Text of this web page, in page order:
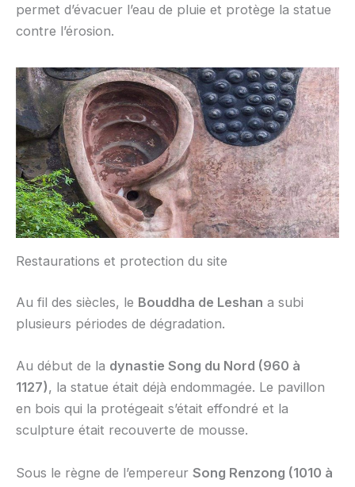
permet d’évacuer l’eau de pluie et protège la statue
contre l’érosion.
Restaurations et protection du site
Au fil des siècles, le Bouddha de Leshan a subi
plusieurs périodes de dégradation.
Au début de la dynastie Song du Nord (960 à
1127), la statue était déjà endommagée. Le pavillon
en bois qui la protégeait s’était effondré et la
sculpture était recouverte de mousse.
Sous le règne de l’empereur Song Renzong (1010 à